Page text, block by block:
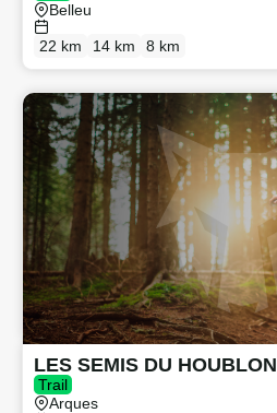
Belleu
22 km 14 km 8 km
LES SEMIS DU HOUBLON
Trail
Arques